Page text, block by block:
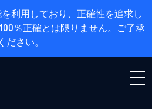
利用しており、正確性を追求し
％正確とは限りません。ご了承
ください。